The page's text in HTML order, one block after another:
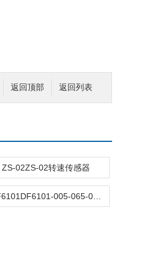
返回列表
返回顶部
ZS-02ZS-02转速传感器